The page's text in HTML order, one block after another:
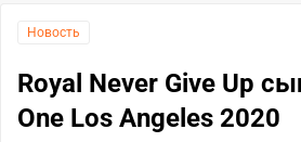
Новость
Royal Never Give Up
One Los Angeles 2020